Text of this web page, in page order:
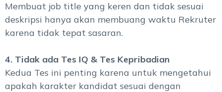
Membuat job title yang keren dan tidak sesuai
deskripsi hanya akan membuang waktu Rekruter
karena tidak tepat sasaran.
4. Tidak ada Tes IQ & Tes Kepribadian
Kedua Tes ini penting karena untuk mengetahui
apakah karakter kandidat sesuai dengan